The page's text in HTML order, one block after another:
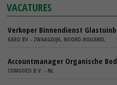
VACATURES
Verkoper Binnendienst
KARO BV - ZWAAGDIJK, NOORD-HOLLAND,
Accountmanager Organische
COMGOED B.V. - NL